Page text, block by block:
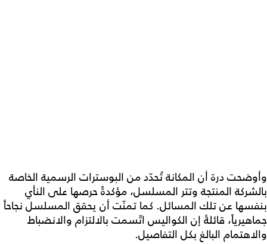
وأوضحت درة أن المكانة تُحدّد من البوسترات الرسمية الخاصة
بالشركة المنتجة وتتر المسلسل، مؤكدةً حرصها على النأي
بنفسها عن تلك المسائل. كما تمنّت أن يحقق المسلسل نجاحاً
جماهيرياً، قائلةً إن الكواليس اتّسمت بالالتزام والانضباط
والاهتمام البالغ بكل التفاصيل.